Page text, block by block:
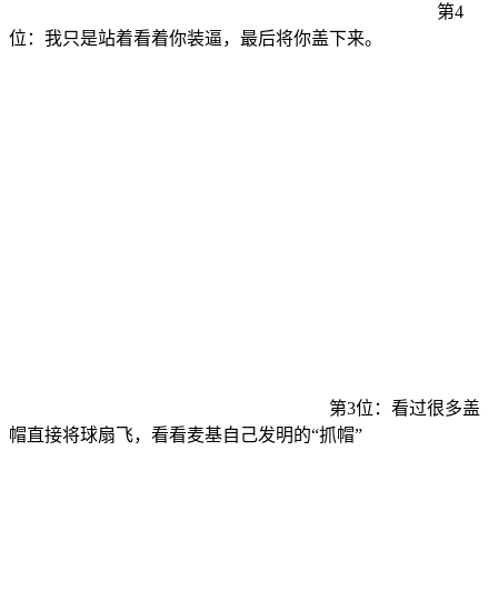
第4
位：我只是站着看着你装逼，最后将你盖下来。
第3位：看过很多盖
帽直接将球扇飞，看看麦基自己发明的“抓帽”